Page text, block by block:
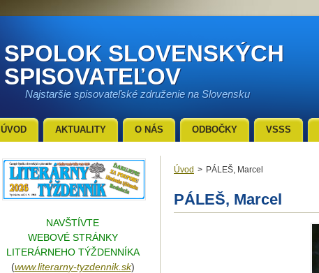
SPOLOK SLOVENSKÝCH
SPISOVATEĽOV
Najstaršie spisovateľské združenie na Slovensku
Úvod > PÁLEŠ, Marcel
PÁLEŠ, Marcel
NAVŠTÍVTE
WEBOVÉ STRÁNKY
LITERÁRNEHO TÝŽDENNÍKA
(www.literarny-tyzdennik.sk)
ÚVOD AKTUALITY O NÁS ODBOČKY VSSS